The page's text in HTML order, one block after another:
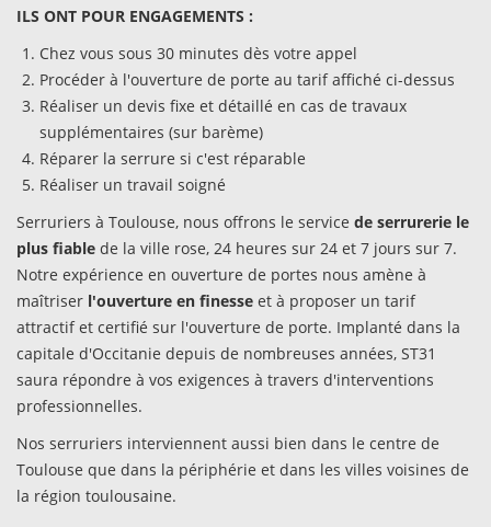
ILS ONT POUR ENGAGEMENTS :
Chez vous sous 30 minutes dès votre appel
Procéder à l'ouverture de porte au tarif affiché ci-dessus
Réaliser un devis fixe et détaillé en cas de travaux
supplémentaires (sur barème)
Réparer la serrure si c'est réparable
Réaliser un travail soigné
Serruriers à Toulouse, nous offrons le service de serrurerie le
plus fiable de la ville rose, 24 heures sur 24 et 7 jours sur 7.
Notre expérience en ouverture de portes nous amène à
maîtriser l'ouverture en finesse et à proposer un tarif
attractif et certifié sur l'ouverture de porte. Implanté dans la
capitale d'Occitanie depuis de nombreuses années, ST31
saura répondre à vos exigences à travers d'interventions
professionnelles.
Nos serruriers interviennent aussi bien dans le centre de
Toulouse que dans la périphérie et dans les villes voisines de
la région toulousaine.